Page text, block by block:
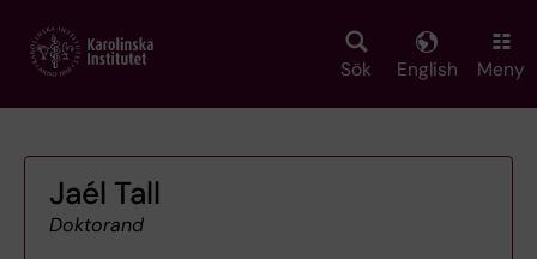
main
Sök English Meny
Jaél Tall
Doktorand